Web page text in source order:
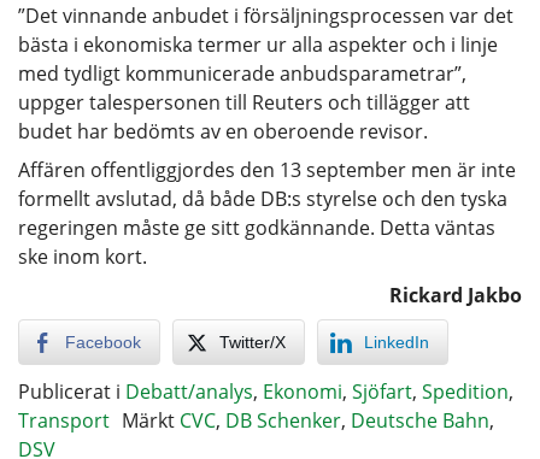
”Det vinnande anbudet i försäljningsprocessen var det
bästa i ekonomiska termer ur alla aspekter och i linje
med tydligt kommunicerade anbudsparametrar”,
uppger talespersonen till Reuters och tillägger att
budet har bedömts av en oberoende revisor.
Affären offentliggjordes den 13 september men är inte
formellt avslutad, då både DB:s styrelse och den tyska
regeringen måste ge sitt godkännande. Detta väntas
ske inom kort.
Rickard Jakbo
Facebook Twitter/X LinkedIn
Publicerat i Debatt/analys, Ekonomi, Sjöfart, Spedition,
Transport Märkt CVC, DB Schenker, Deutsche Bahn,
DSV